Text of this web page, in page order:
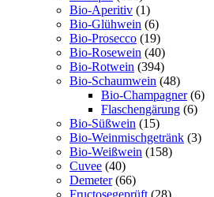
Bio-Aperitiv (1)
Bio-Glühwein (6)
Bio-Prosecco (19)
Bio-Rosewein (40)
Bio-Rotwein (394)
Bio-Schaumwein (48)
Bio-Champagner (6)
Flaschengärung (6)
Bio-Süßwein (15)
Bio-Weinmischgetränk (3)
Bio-Weißwein (158)
Cuvee (40)
Demeter (66)
Fructosegeprüft (28)